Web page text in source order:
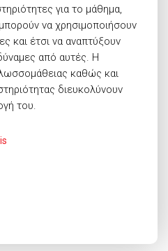
για το μάθημα,
να χρησιμοποιήσουν
και έτσι να αναπτύξουν
από αυτές. Η
καθώς και
διευκολύνουν
του.